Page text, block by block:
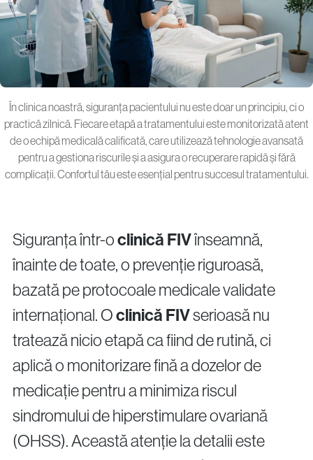
În clinica noastră, siguranța pacientului nu este doar un principiu, ci o
practică zilnică. Fiecare etapă a tratamentului este monitorizată atent
de o echipă medicală calificată, care utilizează tehnologie avansată
pentru a gestiona riscurile și a asigura o recuperare rapidă și fără
complicații. Confortul tău este esențial pentru succesul tratamentului.
Siguranța într-oclinică FIVînseamnă,
înainte de toate, o prevenție riguroasă,
bazată pe protocoale medicale validate
internațional. Oclinică FIVserioasă nu
tratează nicio etapă ca fiind de rutină, ci
aplică o monitorizare fină a dozelor de
medicație pentru a minimiza riscul
sindromului de hiperstimulare ovariană
(OHSS). Această atenție la detalii este